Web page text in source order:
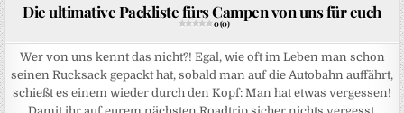
Die ultimative Packliste fürs Campen von uns für euch
0 (0)
Wer von uns kennt das nicht?! Egal, wie oft im Leben man schon
seinen Rucksack gepackt hat, sobald man auf die Autobahn auffährt,
schießt es einem wieder durch den Kopf: Man hat etwas vergessen!